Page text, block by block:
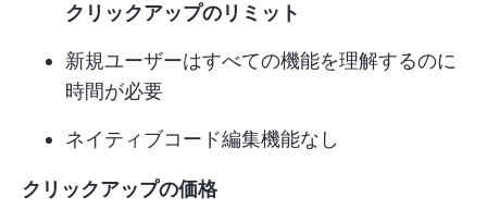
クリックアップのリミット
新規ユーザーはすべての機能を理解するのに
時間が必要
ネイティブコード編集機能なし
クリックアップの価格